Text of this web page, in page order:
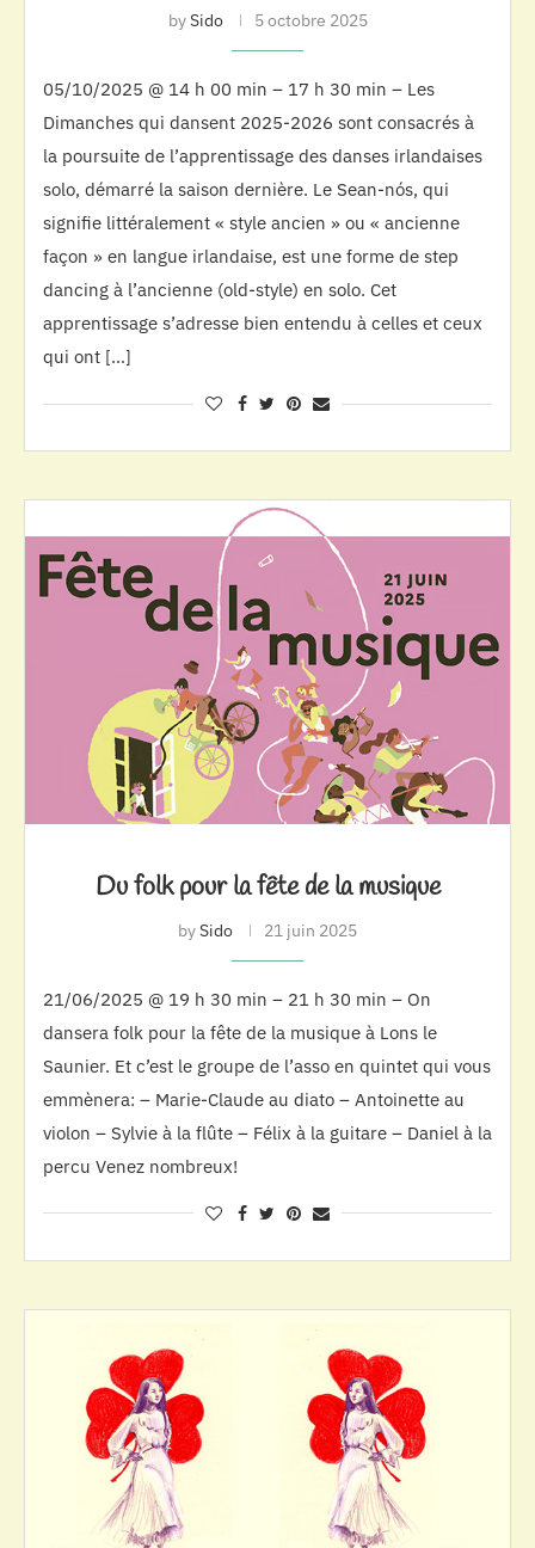
bySido 5 octobre 2025
05/10/2025 @ 14 h 00 min – 17 h 30 min – Les
Dimanches qui dansent 2025-2026 sont consacrés à
la poursuite de l’apprentissage des danses irlandaises
solo, démarré la saison dernière. Le Sean-nós, qui
signifie littéralement « style ancien » ou « ancienne
façon » en langue irlandaise, est une forme de step
dancing à l’ancienne (old-style) en solo. Cet
apprentissage s’adresse bien entendu à celles et ceux
qui ont […]
Du folk pour la fête de la musique
bySido 21 juin 2025
21/06/2025 @ 19 h 30 min – 21 h 30 min – On
dansera folk pour la fête de la musique à Lons le
Saunier. Et c’est le groupe de l’asso en quintet qui vous
emmènera: – Marie-Claude au diato – Antoinette au
violon – Sylvie à la flûte – Félix à la guitare – Daniel à la
percu Venez nombreux!